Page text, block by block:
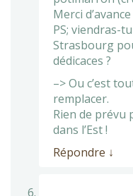
Merci
PS; viendras-
Strasbourg
dédicaces ?
–> Ou c’est
remplacer.
Rien de prévu
dans l’Est !
Répondre ↓